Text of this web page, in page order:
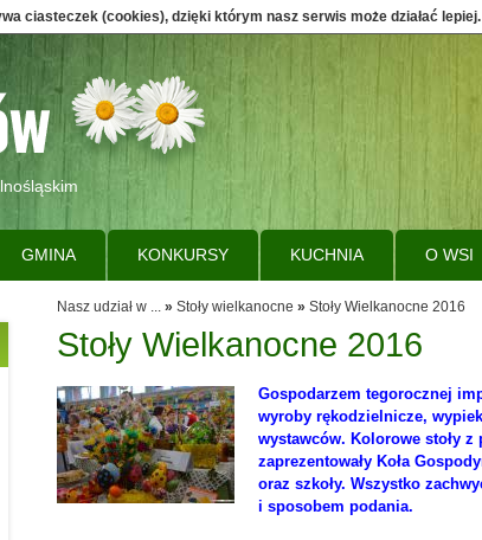
ciasteczek (cookies), dzięki którym nasz serwis może działać lepiej.
GMINA KONKURSY KUCHNIA O WSI
Stoły Wielkanocne 2016
Nasz udział w ...» Stoły wielkanocne » Stoły Wielkanocne 2016
Gospodarzem tegorocznej
wyroby rękodzielnicze,
wystawców. Kolorowe stoły
zaprezentowały Koła
oraz szkoły. Wszystko
i sposobem podania.